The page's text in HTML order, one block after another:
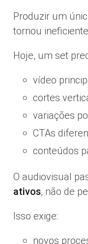
Produzir um
tornou
Hoje, um set
vídeo
cortes
variações
CTAs
conteúdos
O audiovisual
ativos, não de
Isso exige:
novos